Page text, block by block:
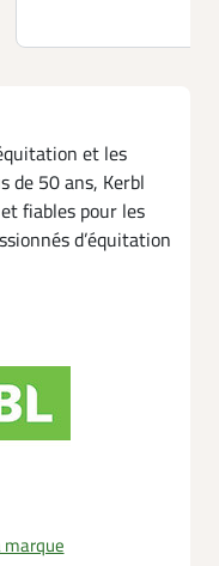
et les
de 50 ans, Kerbl
fiables pour les
d’équitation
marque